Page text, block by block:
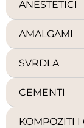
ANESTETICI
AMALGAMI
SVRDLA
CEMENTI
KOMPOZITI I